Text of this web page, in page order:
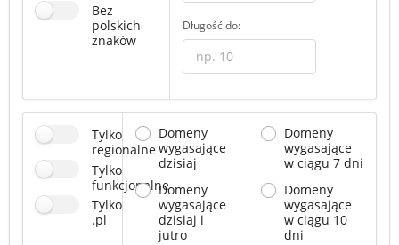
Bez
polskich
znaków
Długość do:
Tylko
regionalne
Tylko
funkcjonalne
Tylko
.pl
Domeny
wygasające
dzisiaj
Domeny
wygasające
dzisiaj i
jutro
Domeny
wygasające
w ciągu 7 dni
Domeny
wygasające
w ciągu 10
dni